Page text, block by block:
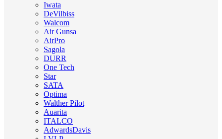
Iwata
DeVilbiss
Walcom
Air Gunsa
AirPro
Sagola
DURR
One Tech
Star
SATA
Optima
Walther Pilot
Auarita
ITALCO
AdwardsDavis